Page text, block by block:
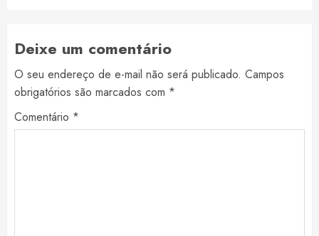
Deixe um comentário
O seu endereço de e-mail não será publicado. Campos
obrigatórios são marcados com *
Comentário *